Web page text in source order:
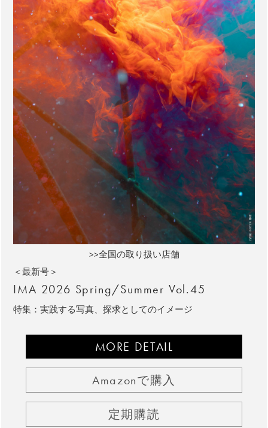
>>全国の取り扱い店舗
＜最新号＞
IMA 2026 Spring/Summer Vol.45
特集：実践する写真、探求としてのイメージ
MORE DETAIL
Amazonで購入
定期購読